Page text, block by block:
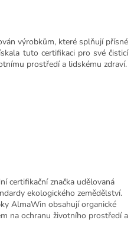
výrobkům, které splňují přísné
tuto certifikaci pro své čisticí
prostředí a lidskému zdraví.
certifikační značka udělovaná
ekologického zemědělství.
AlmaWin obsahují organické
na ochranu životního prostředí a